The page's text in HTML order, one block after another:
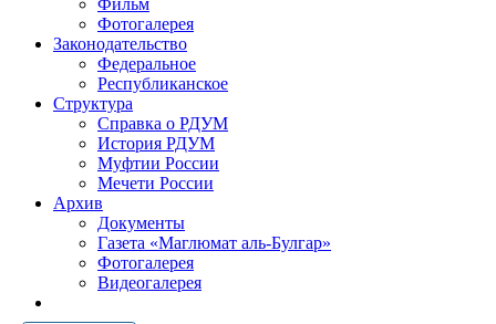
Фильм
Фотогалерея
Законодательство
Федеральное
Республиканское
Структура
Справка о РДУМ
История РДУМ
Муфтии России
Мечети России
Архив
Документы
Газета «Маглюмат аль-Булгар»
Фотогалерея
Видеогалерея